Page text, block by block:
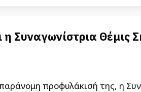
Συναγωνίστρια Θέμις
προφυλάκισή της, η